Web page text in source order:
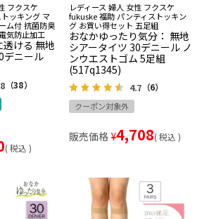
フクスケ
ッキング マ
ム付 抗菌防臭
気防止加工
ける 無地
デニール
（38）
税込
レディース 婦人 女性 フクスケ
fukuske 福助 パンティストッキン
グ お買い得セット 五足組
おなかゆったり気分： 無地
シアータイツ 30デニール ノ
ンウエストゴム 5足組
(517q1345)
4.7 （6）
クーポン対象外
販売価格 ¥4,708 税込